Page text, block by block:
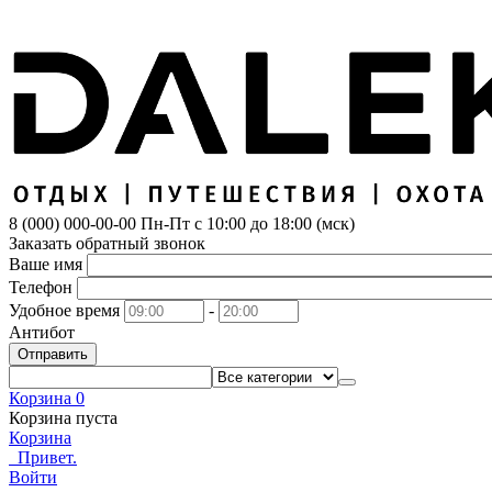
8 (000) 000-00-00 Пн-Пт с 10:00 до 18:00 (мск)
Заказать обратный звонок
Ваше имя
Телефон
Удобное время
-
Антибот
Отправить
Корзина 0
Корзина пуста
Корзина
Привет.
Войти